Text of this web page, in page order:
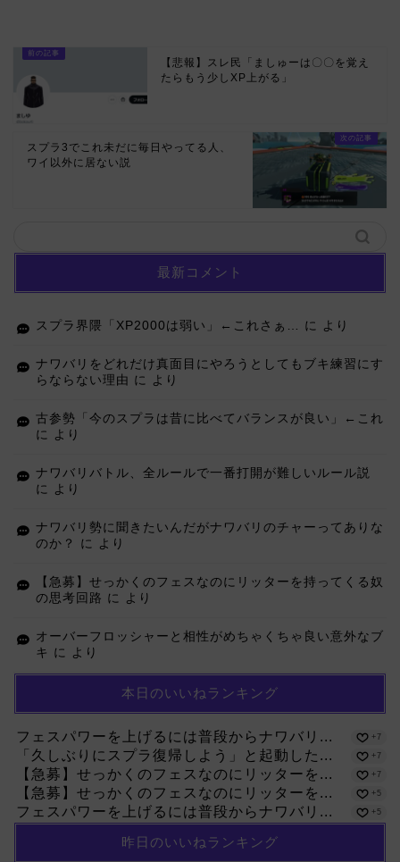
【悲報】スレ民「ましゅーは〇〇を覚え
たらもう少しXP上がる」
スプラ3でこれ未だに毎日やってる人、
ワイ以外に居ない説
最新コメント
スプラ界隈「XP2000は弱い」←これさぁ… に より
ナワバリをどれだけ真面目にやろうとしてもブキ練習にす
らならない理由 に より
古参勢「今のスプラは昔に比べてバランスが良い」←これ
に
より
ナワバリバトル、全ルールで一番打開が難しいルール説
に
より
ナワバリ勢に聞きたいんだがナワバリのチャーってありな
のか？
に より
【急募】せっかくのフェスなのにリッターを持ってくる奴
の思考回路 に より
オーバーフロッシャーと相性がめちゃくちゃ良い意外なブ
キ に より
本日のいいねランキング
フェスパワーを上げるには普段からナワバリ... +7
「久しぶりにスプラ復帰しよう」と起動した... +7
【急募】せっかくのフェスなのにリッターを... +7
【急募】せっかくのフェスなのにリッターを... +5
フェスパワーを上げるには普段からナワバリ... +5
昨日のいいねランキング